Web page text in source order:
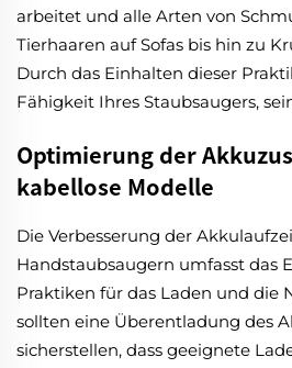
arbeitet und alle Arten von
Tierhaaren auf Sofas bis hin zu
Durch das Einhalten dieser
Fähigkeit Ihres Staubsaugers,
Optimierung der
kabellose Modelle
Die Verbesserung der
Handstaubsaugern umfasst das
Praktiken für das Laden und die
sollten eine Überentladung des
sicherstellen, dass geeignete